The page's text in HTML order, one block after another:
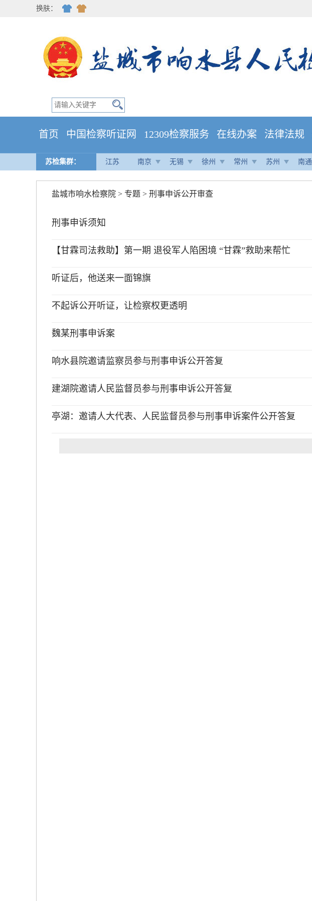
换肤：
首页 中国检察听证网 12309检察服务 在线办案 法律法规
苏检集群： 江苏 南京 无锡 徐州 常州 苏州 南通
盐城市响水检察院 > 专题 > 刑事申诉公开审查
刑事申诉须知
【甘霖司法救助】第一期 退役军人陷困境 “甘霖”救助来帮忙
听证后，他送来一面锦旗
不起诉公开听证，让检察权更透明
魏某刑事申诉案
响水县院邀请监察员参与刑事申诉公开答复
建湖院邀请人民监督员参与刑事申诉公开答复
亭湖：邀请人大代表、人民监督员参与刑事申诉案件公开答复